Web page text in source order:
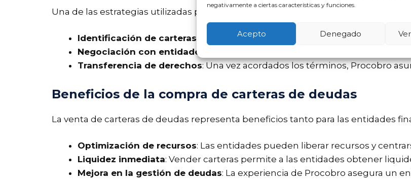
negativamente a ciertas características y funciones.
Acepto Denegado
Una de las estrategias utilizadas por Procobro es la compra de carteras de deudas
Identificación de carteras : Procobro evalúa las carteras de deudas
Negociación con entidades financieras
: Se establecen términos y
Transferencia de derechos: Una vez acordados los términos, Procobro
Beneficios de la compra de carteras de deudas
La venta de carteras de deudas representa beneficios tanto para las entidades
Optimización de recursos: Las entidades pueden liberar recursos y
Liquidez inmediata: Vender carteras permite a las entidades obtener
Mejora en la gestión de deudas: La experiencia de Procobro asegura un